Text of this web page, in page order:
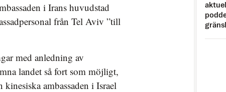
i Irans huvudstad
från Tel Aviv ”till
med anledning av
landet så fort som möjligt,
ambassaden i Israel